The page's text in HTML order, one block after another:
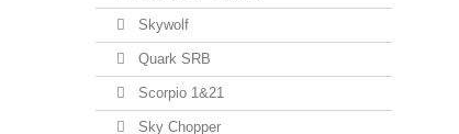
Skywolf
Quark SRB
Scorpio 1&21
Sky Chopper